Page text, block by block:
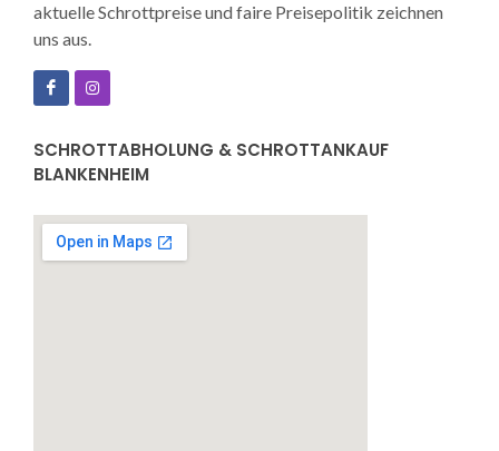
aktuelle Schrottpreise und faire Preisepolitik zeichnen
uns aus.
SCHROTTABHOLUNG & SCHROTTANKAUF
BLANKENHEIM